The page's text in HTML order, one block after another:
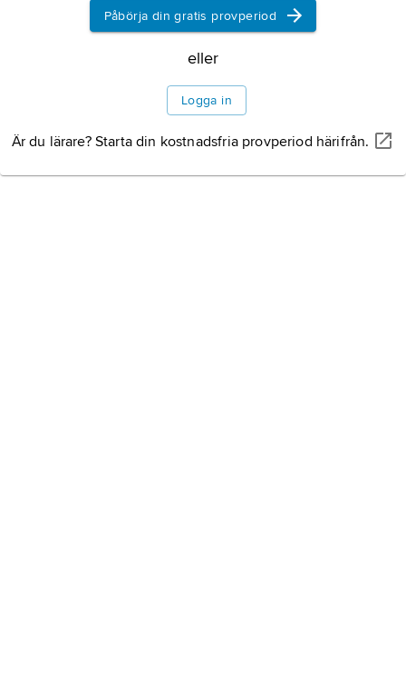
Påbörja din gratis provperiod
eller
Logga in
Är du lärare? Starta din kostnadsfria provperiod härifrån.